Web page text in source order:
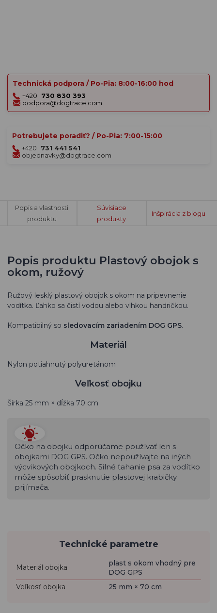
Technická podpora / Po-Pia: 8:00-16:00 hod
+420
730 830 393
podpora@dogtrace.com
Potrebujete poradiť? / Po-Pia: 7:00-15:00
+420
731 441 541
objednavky@dogtrace.com
Popis a vlastnosti
produktu
Súvisiace
produkty
Inšpirácia z blogu
Popis produktu Plastový obojok s
okom, ružový
Ružový lesklý plastový obojok s okom na pripevnenie
vodítka. Ľahko sa čistí vodou alebo vlhkou handričkou.
Kompatibilný so sledovacím zariadením DOG GPS.
Materiál
Nylon potiahnutý polyuretánom
Veľkosť obojku
Šírka 25 mm × dĺžka 70 cm
Očko na obojku odporúčame používať len s
obojkami DOG GPS. Očko nepoužívajte na iných
výcvikových obojkoch. Silné ťahanie psa za vodítko
môže spôsobiť prasknutie plastovej krabičky
prijímača.
Technické parametre
Materiál obojka
plast s okom vhodný pre
DOG GPS
Veľkosť obojka
25 mm × 70 cm